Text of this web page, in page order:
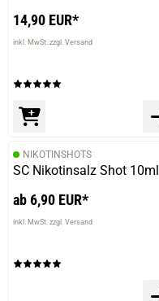
14,90 EUR*
inkl. MwSt. zzgl. Versand
NIKOTINSHOTS
SC Nikotinsalz Shot 10ml
ab 6,90 EUR*
inkl. MwSt. zzgl. Versand